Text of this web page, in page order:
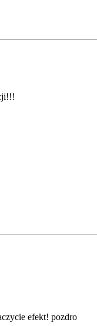
efekt! pozdro